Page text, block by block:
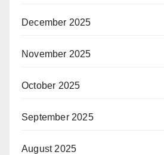
December 2025
November 2025
October 2025
September 2025
August 2025